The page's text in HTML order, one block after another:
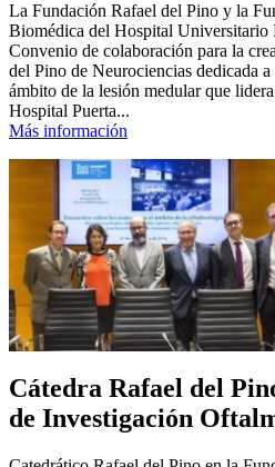
La Fundación Rafael del Pino y la
Biomédica del Hospital Universitario
Convenio de colaboración para la
del Pino de Neurociencias dedicada
ámbito de la lesión medular que
Hospital Puerta...
Más información
Cátedra Rafael del
de Investigación